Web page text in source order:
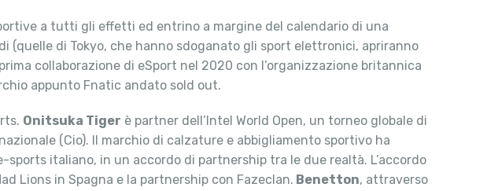
a tutti gli effetti ed entrino a margine del calendario di una
di Tokyo, che hanno sdoganato gli sport elettronici, apriranno
collaborazione di eSport nel 2020 con l’organizzazione britannica
appunto Fnatic andato sold out.
Onitsuka Tiger è partner dell’Intel World Open, un torneo globale di
(Cio). Il marchio di calzature e abbigliamento sportivo ha
sports italiano, in un accordo di partnership tra le due realtà. L’accordo
Lions in Spagna e la partnership con Fazeclan. Benetton, attraverso